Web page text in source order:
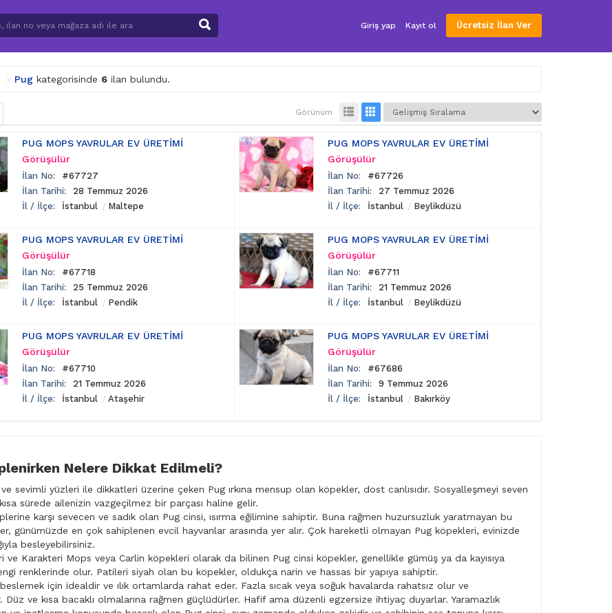
Giriş yap Kayıt ol Ücretsiz İlan Ver
Pugkategorisinde 6ilan bulundu.
Görünüm
PUG MOPS YAVRULAR EV ÜRETİMİ
Görüşülür
İlan No:
#67727
İlan Tarihi:
28 Temmuz 2026
İl / İlçe:
İstanbul Maltepe
PUG MOPS YAVRULAR EV ÜRETİMİ
Görüşülür
İlan No:
#67726
İlan Tarihi:
27 Temmuz 2026
İl / İlçe:
İstanbul Beylikdüzü
PUG MOPS YAVRULAR EV ÜRETİMİ
Görüşülür
İlan No:
#67718
İlan Tarihi:
25 Temmuz 2026
İl / İlçe:
İstanbul Pendik
PUG MOPS YAVRULAR EV ÜRETİMİ
Görüşülür
İlan No:
#67711
İlan Tarihi:
21 Temmuz 2026
İl / İlçe:
İstanbul Beylikdüzü
PUG MOPS YAVRULAR EV ÜRETİMİ
Görüşülür
İlan No:
#67710
İlan Tarihi:
21 Temmuz 2026
İl / İlçe:
İstanbul Ataşehir
PUG MOPS YAVRULAR EV ÜRETİMİ
Görüşülür
İlan No:
#67686
İlan Tarihi:
9 Temmuz 2026
İl / İlçe:
İstanbul Bakırköy
Nelere Dikkat Edilmeli?
ve sevimli yüzleri ile dikkatleri üzerine çeken Pug ırkına mensup olan köpekler, dost canlısıdır. Sosyalleşmeyi seven
sürede ailenizin vazgeçilmez bir parçası haline gelir.
karşı sevecen ve sadık olan Pug cinsi, ısırma eğilimine sahiptir. Buna rağmen huzursuzluk yaratmayan bu
günümüzde en çok sahiplenen evcil hayvanlar arasında yer alır. Çok hareketli olmayan Pug köpekleri, evinizde
besleyebilirsiniz.
ve Karakteri Mops veya Carlin köpekleri olarak da bilinen Pug cinsi köpekler, genellikle gümüş ya da kayısıya
renklerinde olur. Patileri siyah olan bu köpekler, oldukça narin ve hassas bir yapıya sahiptir.
için idealdir ve ılık ortamlarda rahat eder. Fazla sıcak veya soğuk havalarda rahatsız olur ve
Düz ve kısa bacaklı olmalarına rağmen güçlüdürler. Hafif ama düzenli egzersize ihtiyaç duyarlar. Yaramazlık